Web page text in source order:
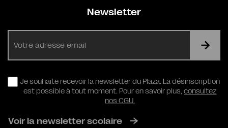
Newsletter
RGPD
Je souhaite recevoir la newsletter du Plaza. La désinscription
est possible à tout moment. Pour en savoir plus,consultez
nos CGU.
Voir la newsletter scolaire